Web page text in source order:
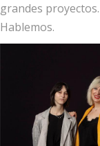
grandes proyectos.
Hablemos.